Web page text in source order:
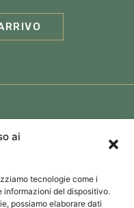
ai
tecnologie come i
informazioni del dispositivo.
possiamo elaborare dati